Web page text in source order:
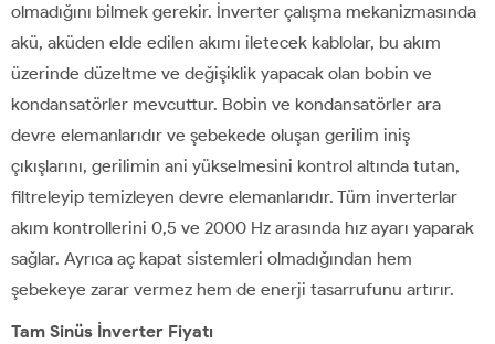
olmadığını bilmek gerekir. İnverter çalışma mekanizmasında
akü, aküden elde edilen akımı iletecek kablolar, bu akım
üzerinde düzeltme ve değişiklik yapacak olan bobin ve
kondansatörler mevcuttur. Bobin ve kondansatörler ara
devre elemanlarıdır ve şebekede oluşan gerilim iniş
çıkışlarını, gerilimin ani yükselmesini kontrol altında tutan,
filtreleyip temizleyen devre elemanlarıdır. Tüm inverterlar
akım kontrollerini 0,5 ve 2000 Hz arasında hız ayarı yaparak
sağlar. Ayrıca aç kapat sistemleri olmadığından hem
şebekeye zarar vermez hem de enerji tasarrufunu artırır.
Tam Sinüs İnverter Fiyatı